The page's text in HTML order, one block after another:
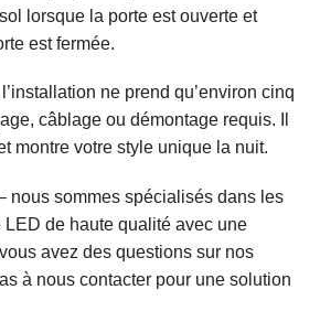
lorsque la porte est ouverte et
est fermée.
ne prend qu’environ cinq
câblage ou démontage requis. Il
montre votre style unique la nuit.
nous sommes spécialisés dans les
de haute qualité avec une
avez des questions sur nos
à nous contacter pour une solution